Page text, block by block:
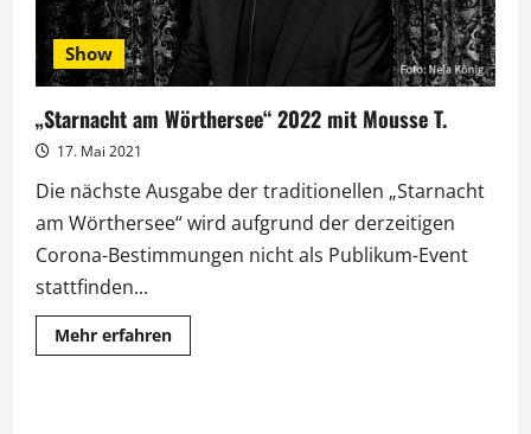
Show
„Starnacht am Wörthersee“ 2022 mit Mousse T.
17. Mai 2021
Die nächste Ausgabe der traditionellen „Starnacht
am Wörthersee“ wird aufgrund der derzeitigen
Corona-Bestimmungen nicht als Publikum-Event
stattfinden...
Mehr erfahrenMehr
Informationen